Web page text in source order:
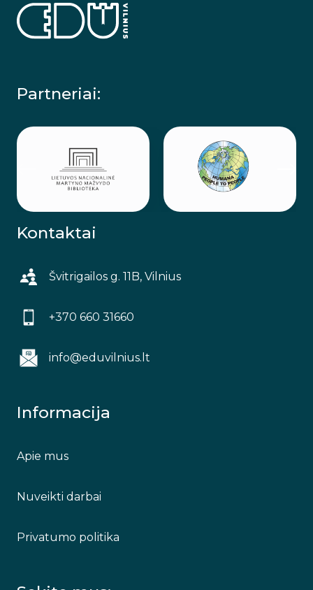
Partneriai:
Kontaktai
Švitrigailos g. 11B, Vilnius
+370 660 31660
info@eduvilnius.lt
Informacija
Apie mus
Nuveikti darbai
Privatumo politika